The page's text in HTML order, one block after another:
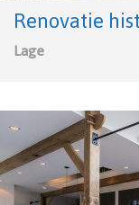
Renovatie
Lage